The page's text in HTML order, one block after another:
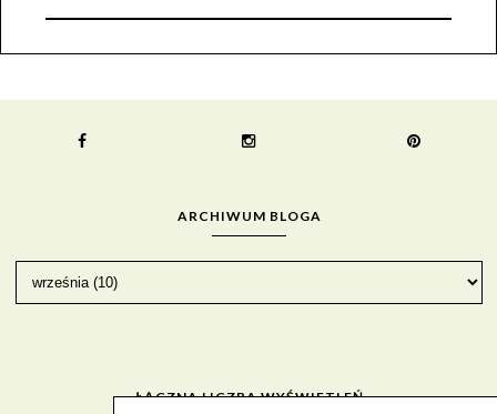
ARCHIWUM BLOGA
ŁĄCZNA LICZBA WYŚWIETLEŃ